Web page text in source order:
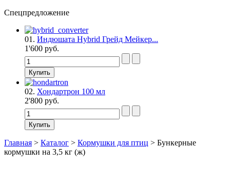
Спецпредложение
01. Индюшата Hybrid Грейд Мейкер...
1'600 руб.
02. Хондартрон 100 мл
2'800 руб.
Главная > Каталог > Кормушки для птиц > Бункерные
кормушки на 3,5 кг (ж)